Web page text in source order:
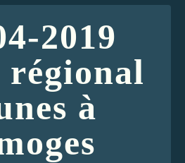
2019
régional
à